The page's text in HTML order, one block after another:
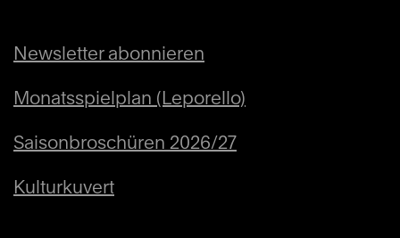
Newsletter abonnieren
Monatsspielplan (Leporello)
Saisonbroschüren 2026/27
Kulturkuvert